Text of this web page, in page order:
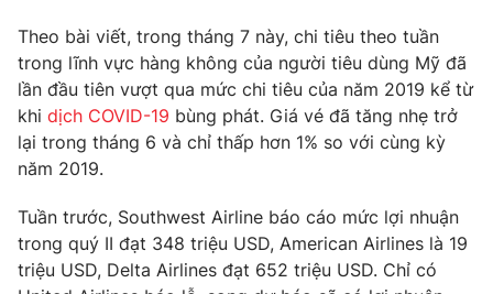
Hậu trường
Nhân vật
Khán giả
Giải sao mai
Điện ảnh
Âm nhạc
Sao
Đời sống
Du lịch
Làm đẹp
Giáo dục
Tuyển sinh
Học trực tuyến
Hitech Công nghệ tương lai
Sản phẩm
Giao lưu trực tuyến
Theo bài viết, trong tháng 7 này, chi tiêu theo tuần
trong lĩnh vực hàng không của người tiêu dùng Mỹ đã
lần đầu tiên vượt qua mức chi tiêu của năm 2019 kể từ
khi dịch COVID-19 bùng phát. Giá vé đã tăng nhẹ trở
lại trong tháng 6 và chỉ thấp hơn 1% so với cùng kỳ
năm 2019.
Tuần trước, Southwest Airline báo cáo mức lợi nhuận
trong quý II đạt 348 triệu USD, American Airlines là 19
triệu USD, Delta Airlines đạt 652 triệu USD. Chỉ có